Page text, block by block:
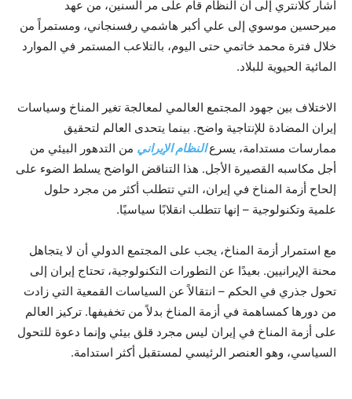
أشار كلانتري إلى أن النظام قام على مر السنين، من عهد
ميرحسين موسوي إلى علي أكبر هاشمي رفسنجاني، ومستمراً من
خلال فترة محمد خاتمي حتى اليوم، بالتلاعب المستمر في الموارد
المائية الحيوية للبلاد.
الاختلاف بين جهود المجتمع العالمي لمعالجة تغير المناخ وسياسات
إيران المضادة للإنتاجية واضح. بينما يتحدى العالم لتحقيق
ممارسات مستدامة، يسرعالنظام الإيراني من التدهور البيئي من
أجل مكاسبه القصيرة الأجل. هذا التناقض الواضح يسلط الضوء على
إلحاح أزمة المناخ في إيران، التي تتطلب أكثر من مجرد حلول
علمية وتكنولوجية – إنها تتطلب انقلابًا سياسيًا.
مع استمرار أزمة المناخ، يجب على المجتمع الدولي أن لا يتجاهل
محنة الإيرانيين. بعيدًا عن التطورات التكنولوجية، تحتاج إيران إلى
تحول جذري في الحكم – انتقالاً عن السياسات القمعية التي زادت
من دورها كمساهمة في أزمة المناخ بدلاً من تخفيفها. تركيز العالم
على أزمة المناخ في إيران ليس مجرد قلق بيئي وإنما دعوة للتحول
السياسي، وهو العنصر الرئيسي لمستقبل أكثر استدامة.